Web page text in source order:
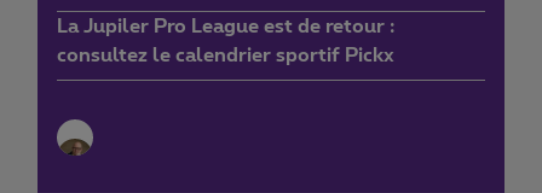
La Jupiler Pro League est de retour :
consultez le calendrier sportif Pickx